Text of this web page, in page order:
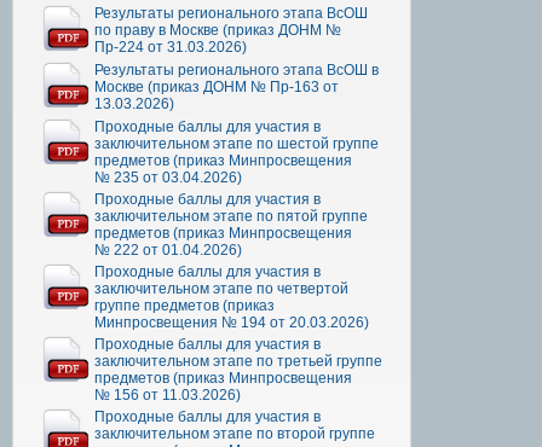
Результаты регионального этапа ВсОШ
по праву в Москве (приказ ДОНМ №
Пр-224 от 31.03.2026)
Результаты регионального этапа ВсОШ в
Москве (приказ ДОНМ № Пр-163 от
13.03.2026)
Проходные баллы для участия в
заключительном этапе по шестой группе
предметов (приказ Минпросвещения
№ 235 от 03.04.2026)
Проходные баллы для участия в
заключительном этапе по пятой группе
предметов (приказ Минпросвещения
№ 222 от 01.04.2026)
Проходные баллы для участия в
заключительном этапе по четвертой
группе предметов (приказ
Минпросвещения № 194 от 20.03.2026)
Проходные баллы для участия в
заключительном этапе по третьей группе
предметов (приказ Минпросвещения
№ 156 от 11.03.2026)
Проходные баллы для участия в
заключительном этапе по второй группе